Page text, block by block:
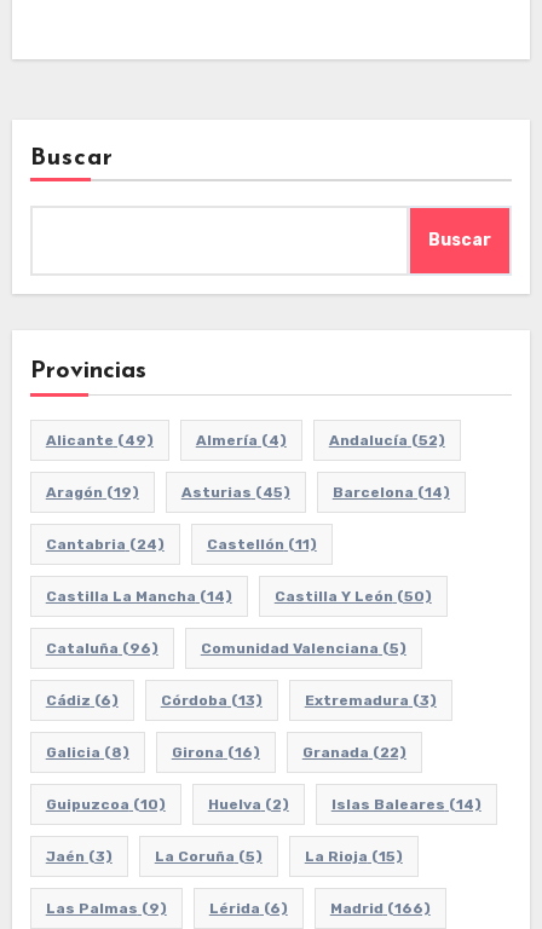
Buscar
Buscar
Provincias
Alicante (49) Almería (4) Andalucía (52)
Aragón (19) Asturias (45) Barcelona (14)
Cantabria (24) Castellón (11)
Castilla La Mancha (14) Castilla Y León (50)
Cataluña (96) Comunidad Valenciana (5)
Cádiz (6) Córdoba (13) Extremadura (3)
Galicia (8) Girona (16) Granada (22)
Guipuzcoa (10) Huelva (2) Islas Baleares (14)
Jaén (3) La Coruña (5) La Rioja (15)
Las Palmas (9) Lérida (6) Madrid (166)